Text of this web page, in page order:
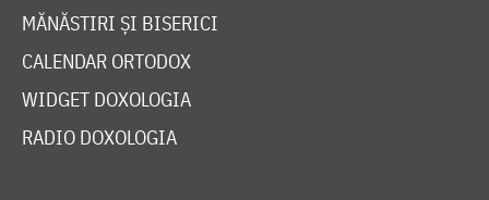
MĂNĂSTIRI ȘI BISERICI
CALENDAR ORTODOX
WIDGET DOXOLOGIA
RADIO DOXOLOGIA